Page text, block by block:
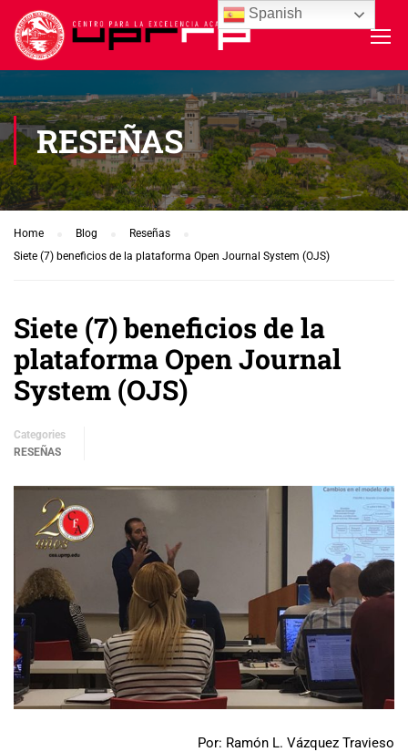
RESEÑAS
Home Blog
Reseñas
Siete (7) beneficios de la plataforma Open Journal System (OJS)
Siete (7) beneficios de la
plataforma Open Journal
System (OJS)
Categories
RESEÑAS
Por: Ramón L. Vázquez Travieso
Spanish